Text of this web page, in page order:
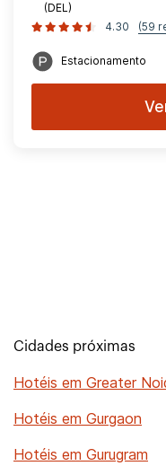
(DEL)
4.30
(59
Estacionamento
Cidades próximas
Hotéis em Greater
Hotéis em Gurgaon
Hotéis em Gurugram